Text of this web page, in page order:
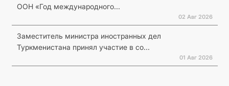
ООН «Год международного...
02 Авг 2026
Заместитель министра иностранных дел
Туркменистана принял участие в со...
01 Авг 2026